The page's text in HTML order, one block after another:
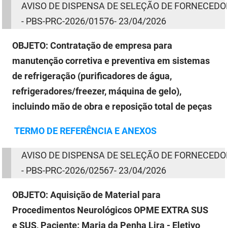
AVISO DE DISPENSA DESELEÇÃO DE
- PBS-PRC-2026/01576- 23/04/2026
OBJETO: Contratação de empresa para
manutenção corretiva e preventiva em sistemas
de refrigeração (purificadores de água,
refrigeradores/freezer, máquina de gelo),
incluindo mão de obra e reposição total de peças
TERMO DE REFERÊNCIA E ANEXOS
AVISO DE DISPENSA DESELEÇÃO DE
- PBS-PRC-2026/02567- 23/04/2026
OBJETO: Aquisição de Material para
Procedimentos Neurológicos OPME EXTRA SUS
e SUS, Paciente: Maria da Penha Lira - Eletivo